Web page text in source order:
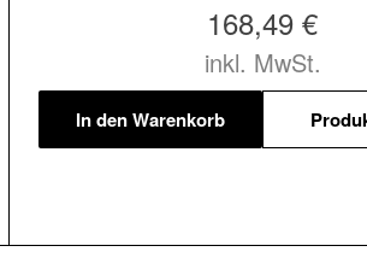
168,49 €
inkl. MwSt.
In den Warenkorb